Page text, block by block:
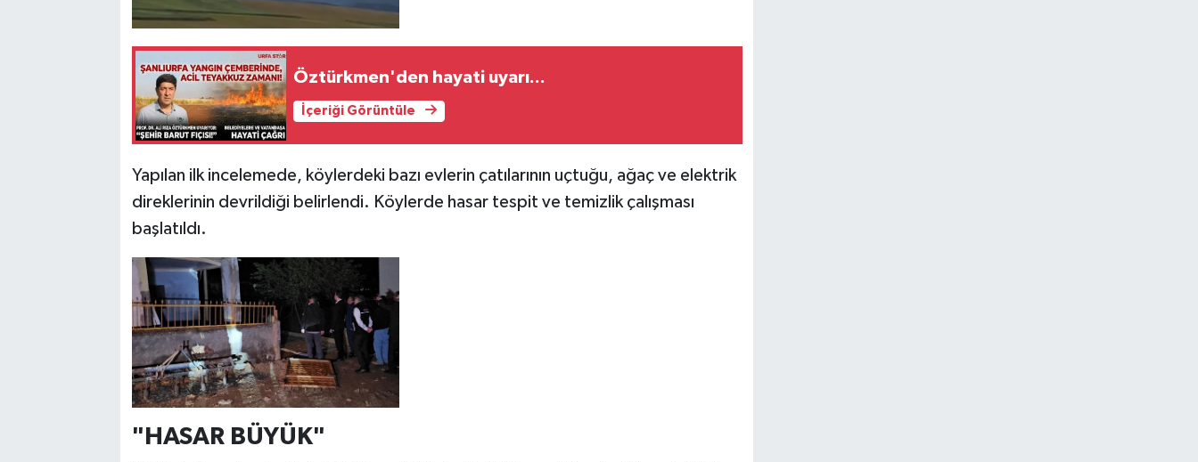
Öztürkmen'den hayati uyarı...
İçeriği Görüntüle
Yapılan ilk incelemede, köylerdeki bazı evlerin çatılarının uçtuğu, ağaç ve elektrik
direklerinin devrildiği belirlendi. Köylerde hasar tespit ve temizlik çalışması
başlatıldı.
"HASAR BÜYÜK"